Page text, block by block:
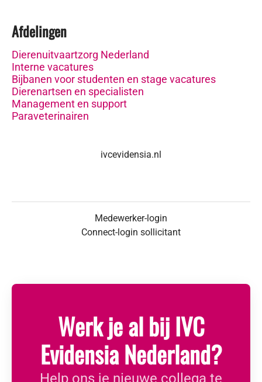
Afdelingen
Dierenuitvaartzorg Nederland
Interne vacatures
Bijbanen voor studenten en stage vacatures
Dierenartsen en specialisten
Management en support
Paraveterinairen
ivcevidensia.nl
Medewerker-login
Connect-login sollicitant
Werk je al bij IVC
Evidensia Nederland?
Help ons je nieuwe collega te